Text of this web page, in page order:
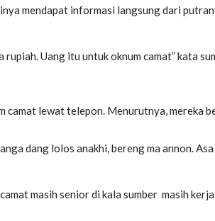
mendapat informasi langsung dari
Uang itu untuk oknum camat” kata
camat lewat telepon. Menurutnya, mereka
dang lolos anakhi, bereng ma annon.
masih senior di kala sumber masih